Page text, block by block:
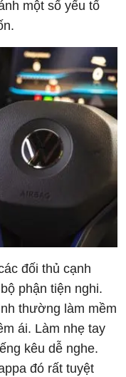
một số yếu tố
đối thủ cạnh
phận tiện nghi.
thường làm mềm
ái. Làm nhẹ tay
kêu dễ nghe.
đó rất tuyệt